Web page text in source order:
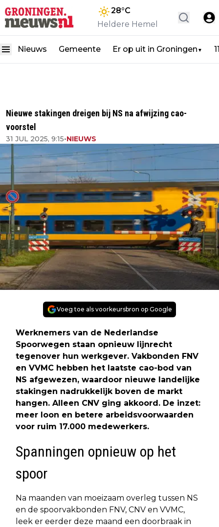
28°C
Heldere Hemel
Nieuws Gemeente Er op uit in Groningen ▼
Nieuwe stakingen dreigen bij NS na afwijzing cao-
voorstel
31 JUL 2025, 9:15•NIEUWS
Voeg toe als voorkeursbron op Google
Werknemers van de Nederlandse
Spoorwegen staan opnieuw lijnrecht
tegenover hun werkgever. Vakbonden FNV
en VVMC hebben het laatste cao-bod van
NS afgewezen, waardoor nieuwe landelijke
stakingen nadrukkelijk boven de markt
hangen. Alleen CNV ging akkoord. De inzet:
meer loon en betere arbeidsvoorwaarden
voor ruim 17.000 medewerkers.
Spanningen opnieuw op het
spoor
Na maanden van moeizaam overleg tussen NS
en de spoorvakbonden FNV, CNV en VVMC,
leek er eerder deze maand een doorbraak in